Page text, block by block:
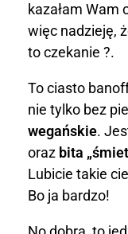
o
f
f
e
e
p
i
kazałam Wam
więc nadzieję,
to czekanie ?.
To ciasto
nie tylko bez
wegańskie.
oraz bita
Lubicie takie
Bo ja bardzo!